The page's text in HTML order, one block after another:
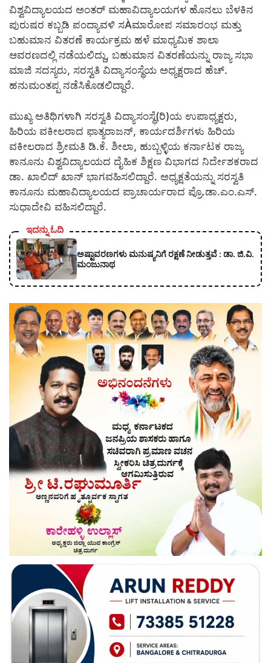
ವಿಶ್ವವಿದ್ಯಾಲಯದ ಅಂತರ್ ಮಹಾವಿದ್ಯಾಲಯಗಳ ಹೊನಲು ಬೆಳಕಿನ
ಪುರುಷರ ಕಬ್ಬಡಿ ಪಂದ್ಯಾವಳಿ ಸÀಮಾರೋಪ ಸಮಾರಂಭ ಮತ್ತು
ಬಹುಮಾನ ವಿತರಣೆ ಕಾರ್ಯಕ್ರಮ ಹಳೆ ಮಾಧ್ಯಮಿಕ ಶಾಲಾ
ಆವರಣದಲ್ಲಿ ನಡೆಯಲಿದ್ದು, ಬಹುಮಾನ ವಿತರಣೆಯನ್ನು ರಾಜ್ಯ ಸಭಾ
ಮಾಜಿ ಸದಸ್ಯರು, ಸರಸ್ವತಿ ವಿದ್ಯಾಸಂಸ್ಥೆಯ ಅಧ್ಯಕ್ಷರಾದ ಹೆಚ್.
ಹನುಮಂತಪ್ಪ ನಡೆಸಿಕೊಡಲಿದ್ದಾರೆ.
ಮುಖ್ಯ ಅತಿಥಿಗಳಾಗಿ ಸರಸ್ವತಿ ವಿದ್ಯಾಸಂಸ್ಥೆ(ರಿ)ಯ ಉಪಾಧ್ಯಕ್ಷರು,
ಹಿರಿಯ ವಕೀಲರಾದ ಫಾತ್ಯರಾಜನ್, ಕಾರ್ಯದರ್ಶಿಗಳು ಹಿರಿಯ
ವಕೀಲರಾದ ಶ್ರೀಮತಿ ಡಿ.ಕೆ. ಶೀಲಾ, ಹುಬ್ಬಳ್ಳಿಯ ಕರ್ನಾಟಕ ರಾಜ್ಯ
ಕಾನೂನು ವಿಶ್ವವಿದ್ಯಾಲಯದ ದೈಹಿಕ ಶಿಕ್ಷಣ ವಿಭಾಗದ ನಿರ್ದೇಶಕರಾದ
ಡಾ. ಖಾಲಿದ್ ಖಾನ್ ಭಾಗವಹಿಸಲಿದ್ದಾರೆ. ಅಧ್ಯಕ್ಷತೆಯನ್ನು ಸರಸ್ವತಿ
ಕಾನೂನು ಮಹಾವಿದ್ಯಾಲಯದ ಪ್ರಾಚಾರ್ಯರಾದ ಪ್ರೊ.ಡಾ.ಎಂ.ಎಸ್.
ಸುಧಾದೇವಿ ವಹಿಸಲಿದ್ದಾರೆ.
ಇದನ್ನು ಓದಿ
ಅಷ್ಟಾವರಣಗಳು ಮನುಷ್ಯನಿಗೆ ರಕ್ಷಣೆ ನೀಡುತ್ತವೆ : ಡಾ. ಜಿ.ವಿ.
ಮಂಜುನಾಥ